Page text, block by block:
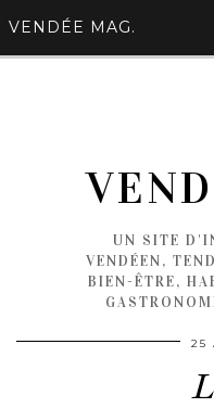
VENDÉE MAG.
UN SITE
VENDÉEN,
BIEN-ÊTRE,
25